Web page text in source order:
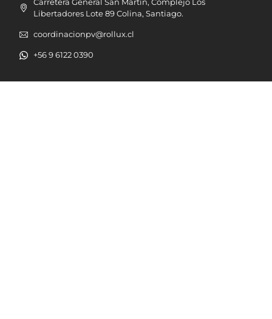
Libertadores Lote 89 Colina, Santiago.
coordinacionpv@rollux.cl
+56 9 6122 0390